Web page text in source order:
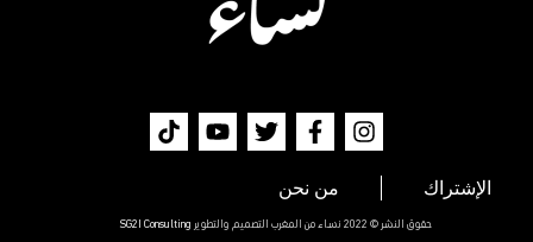
الإشتراك من نحن
حقوق النشر © 2022 نساء من المغرب التصميم والتطوير SG2I Consulting